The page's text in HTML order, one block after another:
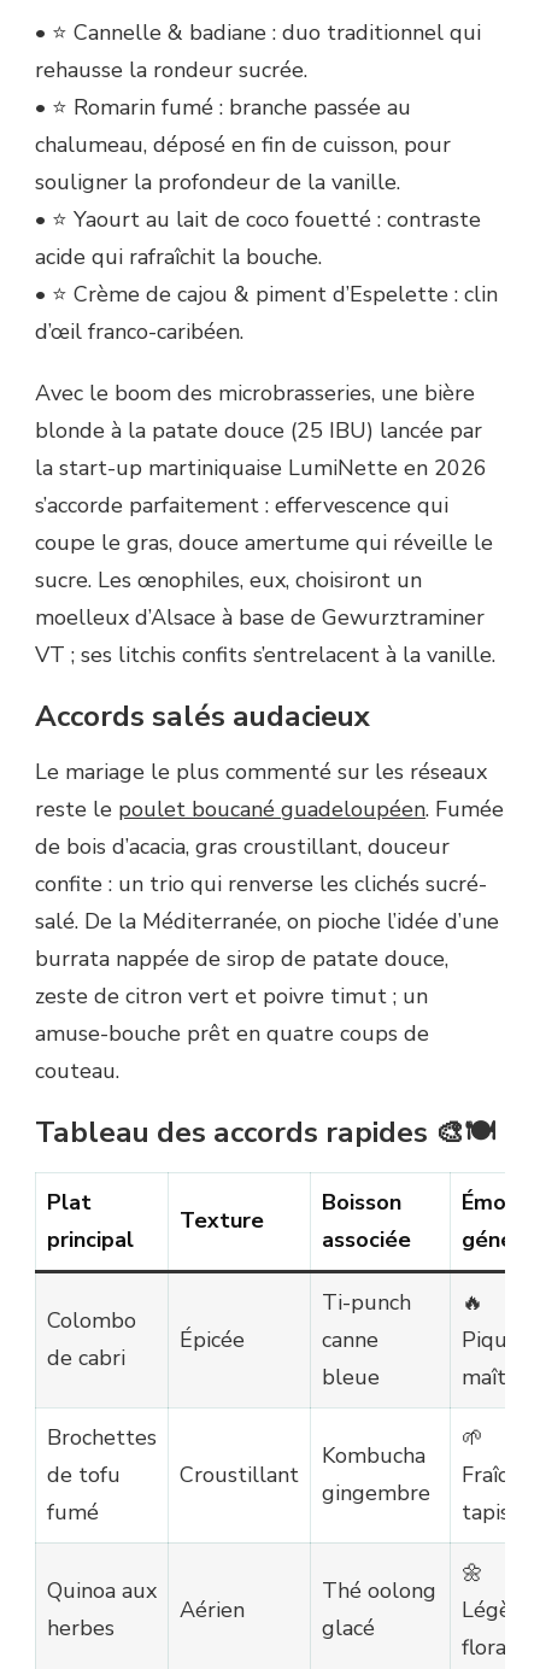
• ⭐ Cannelle & badiane : duo traditionnel qui
rehausse la rondeur sucrée.
• ⭐ Romarin fumé : branche passée au
chalumeau, déposé en fin de cuisson, pour
souligner la profondeur de la vanille.
• ⭐ Yaourt au lait de coco fouetté : contraste
acide qui rafraîchit la bouche.
• ⭐ Crème de cajou & piment d’Espelette : clin
d’œil franco-caribéen.
Avec le boom des microbrasseries, une bière
blonde à la patate douce (25 IBU) lancée par
la start-up martiniquaise LumiNette en 2026
s’accorde parfaitement : effervescence qui
coupe le gras, douce amertume qui réveille le
sucre. Les œnophiles, eux, choisiront un
moelleux d’Alsace à base de Gewurztraminer
VT ; ses litchis confits s’entrelacent à la vanille.
Accords salés audacieux
Le mariage le plus commenté sur les réseaux
reste le poulet boucané guadeloupéen. Fumée
de bois d’acacia, gras croustillant, douceur
confite : un trio qui renverse les clichés sucré-
salé. De la Méditerranée, on pioche l’idée d’une
burrata nappée de sirop de patate douce,
zeste de citron vert et poivre timut ; un
amuse-bouche prêt en quatre coups de
couteau.
Tableau des accords rapides 🎨🍽️
Plat
principal
Texture
Boisson
associée
Colombo
de cabri
Épicée
Ti-punch
canne
bleue
🔥
Piquant
maîtrisé
Brochettes
de tofu
fumé
Croustillant
Kombucha
gingembre
🌱
Quinoa aux
herbes
Aérien
Thé oolong
glacé
🌼
florale